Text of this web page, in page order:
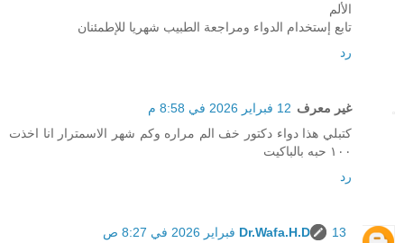
الألم
تابع إستخدام الدواء ومراجعة الطبيب شهريا للإطمئنان
رد
غير معرف 12 فبراير 2026 في 8:58 م
كتبلي هذا دواء دكتور خف الم مراره وكم شهر الاسمترار انا اخذت
١٠٠ حبه بالباكيت
رد
Dr.Wafa.H.D
13 فبراير 2026 في 8:27 ص